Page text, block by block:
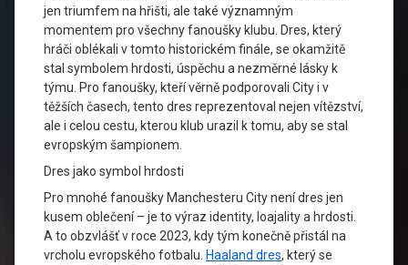
jen triumfem na hřišti, ale také významným
momentem pro všechny fanoušky klubu. Dres, který
hráči oblékali v tomto historickém finále, se okamžitě
stal symbolem hrdosti, úspěchu a nezměrné lásky k
týmu. Pro fanoušky, kteří věrně podporovali City i v
těžších časech, tento dres reprezentoval nejen vítězství,
ale i celou cestu, kterou klub urazil k tomu, aby se stal
evropským šampionem.
Dres jako symbol hrdosti
Pro mnohé fanoušky Manchesteru City není dres jen
kusem oblečení – je to výraz identity, loajality a hrdosti.
A to obzvlášť v roce 2023, kdy tým konečně přistál na
vrcholu evropského fotbalu. Haaland dres, který se